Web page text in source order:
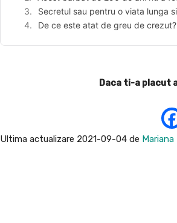
Secretul sau pentru o viata lunga
De ce este atat de greu de crezut?
Daca ti-a placut
Ultima actualizare 2021-09-04 de